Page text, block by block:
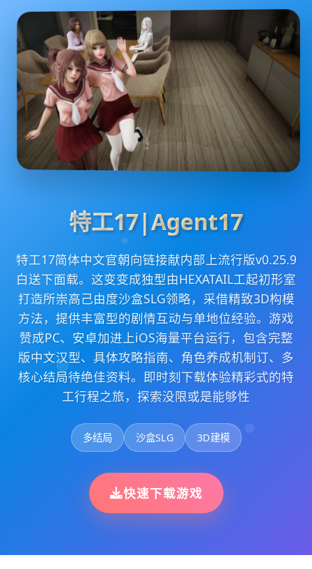
特工17|Agent17
特工17简体中文官朝向链接献内部上流行版v0.25.9
白送下面载。这变变成独型由HEXATAIL工起初形室
打造所崇高己由度沙盒SLG领略，采借精致3D构模
方法，提供丰富型的剧情互动与单地位经验。游戏
赞成PC、安卓加进上iOS海量平台运行，包含完整
版中文汉型、具体攻略指南、角色养成机制订、多
核心结局待绝佳资料。即时刻下载体验精彩式的特
工行程之旅，探索没限或是能够性
多结局 沙盒SLG 3D建模
快速下载游戏